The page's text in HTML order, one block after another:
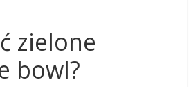
zielone
bowl?